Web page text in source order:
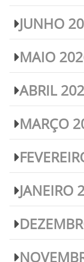
JUNHO
MAIO
ABRIL
MARÇO
JANEIRO